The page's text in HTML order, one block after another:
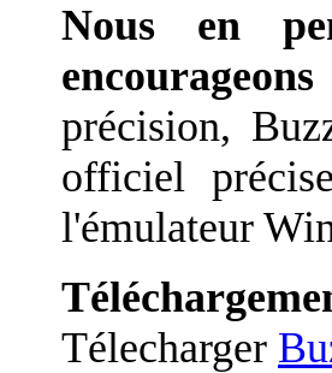
Nous en
précision,
officiel
l'émulateur
Télecharger